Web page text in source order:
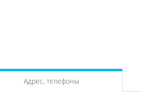
Адрес, телефоны